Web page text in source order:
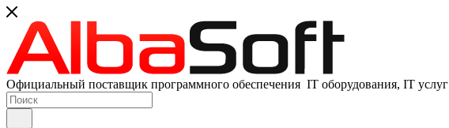
Официальный поставщик программного обеспечения IT оборудования, IT услуг